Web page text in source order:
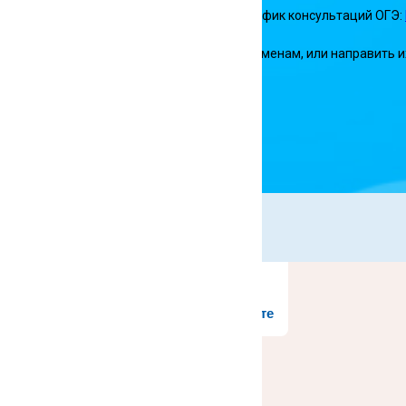
среду и пятницу с 15:00 до 17:00). График консультаций ОГЭ:
затруднения в процессе подготовки к экзаменам, или направить
Решаем вместе